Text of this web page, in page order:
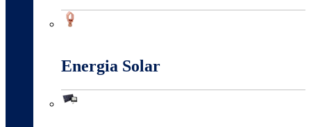
Energia Solar